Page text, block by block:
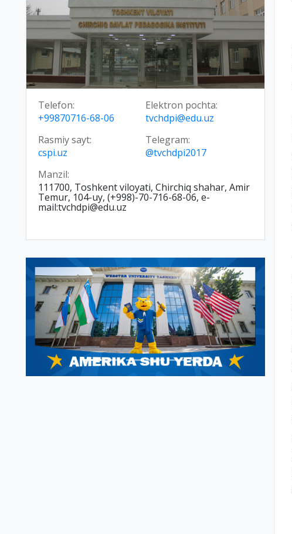
Telefon:
+99870716-68-06
Elektron pochta:
tvchdpi@edu.uz
Rasmiy sayt:
cspi.uz
Telegram:
@tvchdpi2017
Manzil:
111700, Toshkent viloyati, Chirchiq shahar, Amir
Temur, 104-uy, (+998)-70-716-68-06, e-
mail:tvchdpi@edu.uz